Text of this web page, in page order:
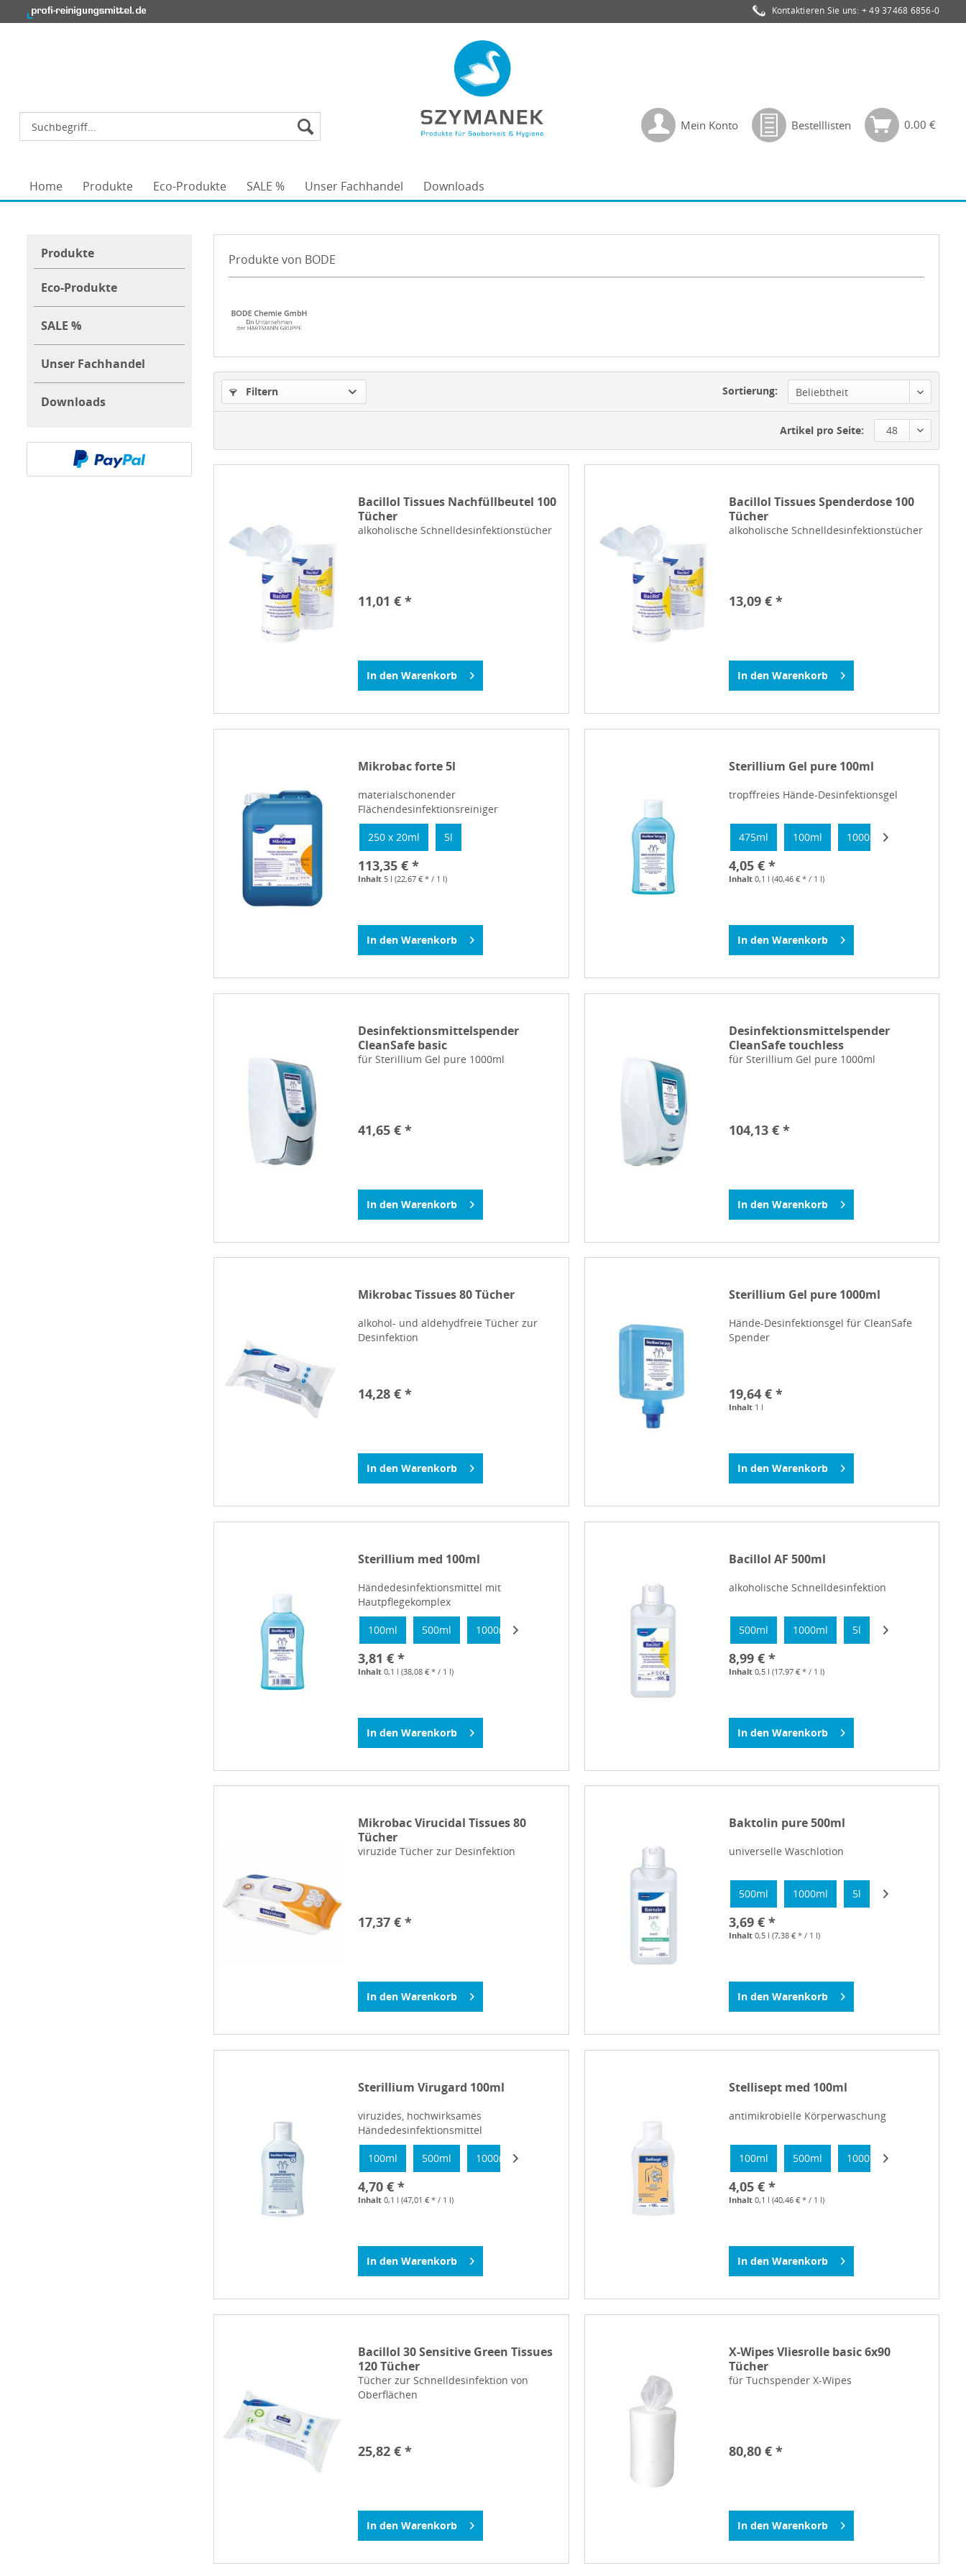
Kontaktieren Sie uns: + 49 37468 6856-0
Mein Konto Bestelllisten 0,00 €
Home Produkte Eco-Produkte SALE % Unser Fachhandel Downloads
Produkte
Eco-Produkte
SALE %
Unser Fachhandel
Downloads
Produkte von BODE
Filtern Sortierung: Beliebtheit
Artikel pro Seite: 48
Bacillol Tissues Nachfüllbeutel 100
Tücher
alkoholische Schnelldesinfektionstücher
11,01 € *
In den Warenkorb
Bacillol Tissues Spenderdose 100
Tücher
alkoholische Schnelldesinfektionstücher
13,09 € *
In den Warenkorb
Mikrobac forte 5l
materialschonender
Flächendesinfektionsreiniger
250 x 20ml 5l
113,35 € *
Inhalt5 l(22,67 € * / 1 l)
In den Warenkorb
Sterillium Gel pure 100ml
tropffreies Hände-Desinfektionsgel
475ml 100ml 1000ml
4,05 € *
Inhalt 0,1 l (40,46 € * / 1 l)
In den Warenkorb
Desinfektionsmittelspender
CleanSafe basic
für Sterillium Gel pure 1000ml
41,65 € *
In den Warenkorb
Desinfektionsmittelspender
CleanSafe touchless
für Sterillium Gel pure 1000ml
104,13 € *
In den Warenkorb
Mikrobac Tissues 80 Tücher
alkohol- und aldehydfreie Tücher zur
Desinfektion
14,28 € *
In den Warenkorb
Sterillium Gel pure 1000ml
Hände-Desinfektionsgel für CleanSafe
Spender
19,64 € *
Inhalt 1 l
In den Warenkorb
Sterillium med 100ml
Händedesinfektionsmittel mit
Hautpflegekomplex
100ml 500ml 1000ml
3,81 € *
Inhalt0,1 l(38,08 € * / 1 l)
In den Warenkorb
Bacillol AF 500ml
alkoholische Schnelldesinfektion
500ml 1000ml 5l
8,99 € *
Inhalt 0,5 l (17,97 € * / 1 l)
In den Warenkorb
Mikrobac Virucidal Tissues 80
Tücher
viruzide Tücher zur Desinfektion
17,37 € *
In den Warenkorb
Baktolin pure 500ml
universelle Waschlotion
500ml 1000ml 5l
3,69 € *
Inhalt 0,5 l (7,38 € * / 1 l)
In den Warenkorb
Sterillium Virugard 100ml
viruzides, hochwirksames
Händedesinfektionsmittel
100ml 500ml 1000ml
4,70 € *
Inhalt0,1 l(47,01 € * / 1 l)
In den Warenkorb
Stellisept med 100ml
antimikrobielle Körperwaschung
100ml 500ml 1000ml
4,05 € *
Inhalt 0,1 l (40,46 € * / 1 l)
In den Warenkorb
Bacillol 30 Sensitive Green Tissues
120 Tücher
Tücher zur Schnelldesinfektion von
Oberflächen
25,82 € *
In den Warenkorb
X-Wipes Vliesrolle basic 6x90
Tücher
für Tuchspender X-Wipes
80,80 € *
In den Warenkorb